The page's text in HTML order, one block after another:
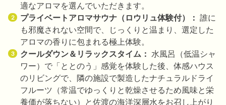
適なアロマを選んでいただきます。
プライベートアロマサウナ（ロウリュ体験付）： 誰に
も邪魔されない空間で、じっくりと温まり、選定した
アロマの香りに包まれる極上体験。
クールダウン＆リラックスタイム：
水風呂（低温シャ
ワー）で「ととのう」感覚を体験した後、体感ハウス
のリビングで、隣の施設で製造したナチュラルドライ
フルーツ（常温でゆっくりと乾燥させるため風味と栄
養価が落ちない）と佐渡の海洋深層水をお召し上がり